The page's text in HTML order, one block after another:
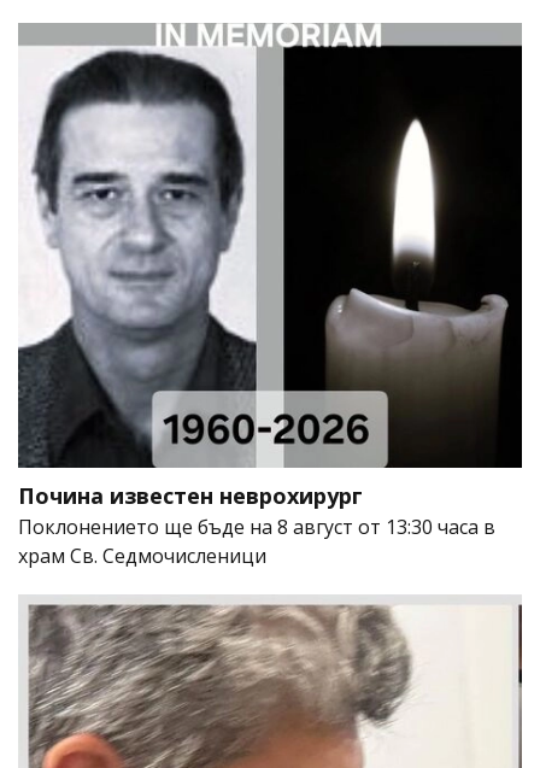
Почина известен неврохирург
Поклонението ще бъде на 8 август от 13:30 часа в
храм Св. Седмочисленици